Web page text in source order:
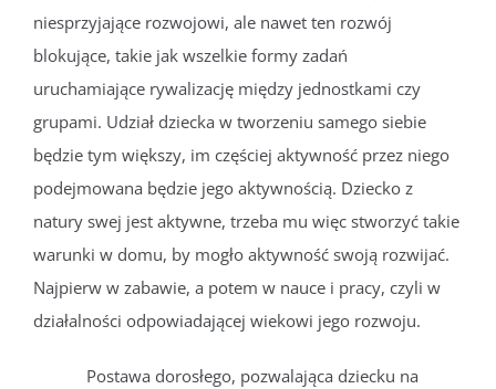
niesprzyjające rozwojowi, ale nawet ten rozwój
blokujące, takie jak wszelkie formy zadań
uruchamiające rywalizację między jednostkami czy
grupami. Udział dziecka w tworzeniu samego siebie
będzie tym większy, im częściej aktywność przez niego
podejmowana będzie jego aktywnością. Dziecko z
natury swej jest aktywne, trzeba mu więc stworzyć takie
warunki w domu, by mogło aktywność swoją rozwijać.
Najpierw w zabawie, a potem w nauce i pracy, czyli w
działalności odpowiadającej wiekowi jego rozwoju.
Postawa dorosłego, pozwalająca dziecku na